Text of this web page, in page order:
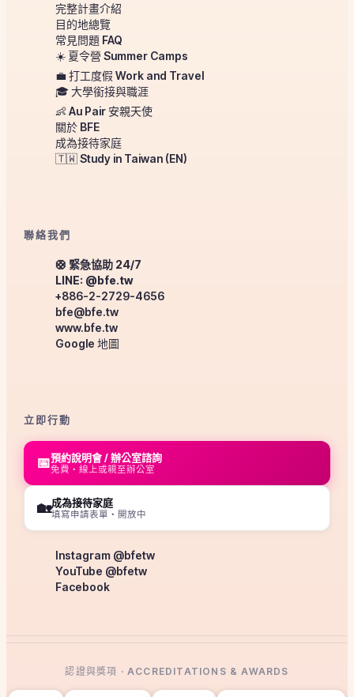
完整計畫介紹
目的地總覽
常見問題 FAQ
☀️ 夏令營 Summer Camps
💼 打工度假 Work and Travel
🎓 大學銜接與職涯
👶 Au Pair 安親天使
關於 BFE
成為接待家庭
🇹🇼 Study in Taiwan (EN)
聯絡我們
🛟 緊急協助 24/7
LINE: @bfe.tw
+886-2-2729-4656
bfe@bfe.tw
www.bfe.tw
Google 地圖
立即行動
📅預約說明會 / 辦公室諮詢
免費・線上或親至辦公室
🏡成為接待家庭
填寫申請表單・開放中
Instagram @bfetw
YouTube @bfetw
Facebook
認證與獎項 · ACCREDITATIONS & AWARDS